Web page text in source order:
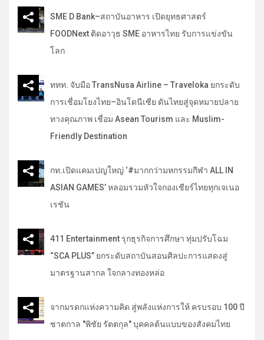
SME D Bank–สถาบันอาหาร เปิดยุทธศาสตร์
FOODNext ติดอาวุธ SME อาหารไทย รับการแข่งขัน
โลก
ททท. จับมือ TransNusa Airline – Traveloka ยกระดับ
การเชื่อมโยงไทย–อินโดนีเซีย ดันไทยสู่จุดหมายปลาย
ทางคุณภาพ เชื่อม Asean Tourism และ Muslim-
Friendly Destination
กท.เปิดแคมเปญใหญ่ ‘#มากกว่ามหกรรมกีฬา ALL IN
ASIAN GAMES’ หลอมรวมหัวใจกองเชียร์ไทยทุกเจเนอ
เรชัน
411 Entertainment รุกธุรกิจการศึกษา ทุ่มปรับโฉม
“SCA PLUS” ยกระดับสถาบันสอนศิลปะการแสดงสู่
มาตรฐานสากล ใจกลางทองหล่อ
จากมรดกแห่งความคิด สู่พลังแห่งการให้ ครบรอบ 100 ปี
ชาตกาล "พิชัย รัตตกุล" บุคคลต้นแบบของสังคมไทย